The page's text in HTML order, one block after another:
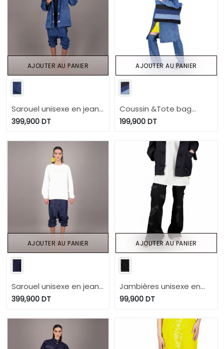
Sarouel unisexe en jeans
UPCYCLING METHODS
399,900DT
AJOUTER AU PANIER
Coussin &Tote bag
format 49/39 en jeans
WEEK 2024
199,900 DT
AJOUTER AU PANIER
Sarouel unisexe en jeans
Selvedge And Raw Look
399,900DT
AJOUTER AU PANIER
Jambières unisexe en
jeans IMPRIME BERBERE
TUNIS FASHION WEEK
99,900 DT
AJOUTER AU PANIER